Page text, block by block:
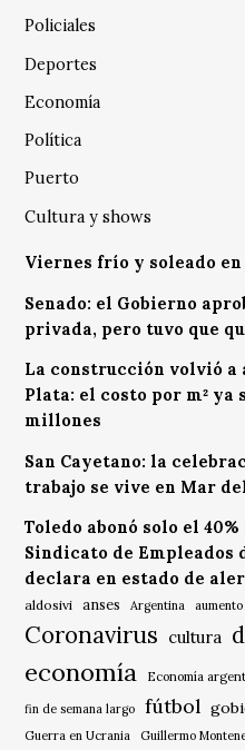
Policiales
Deportes
Economía
Política
Puerto
Cultura y shows
Viernes frío y soleado
Senado: el Gobierno
privada, pero tuvo que
La construcción volvió a
Plata: el costo por m² ya
millones
San Cayetano: la
trabajo se vive en Mar
Toledo abonó solo el
Sindicato de Empleados
declara en estado de
aldosivi anses Argentina aumento
Coronavirus cultura
economía Economía
fin de semana largo fútbol
Guerra en Ucrania Guillermo